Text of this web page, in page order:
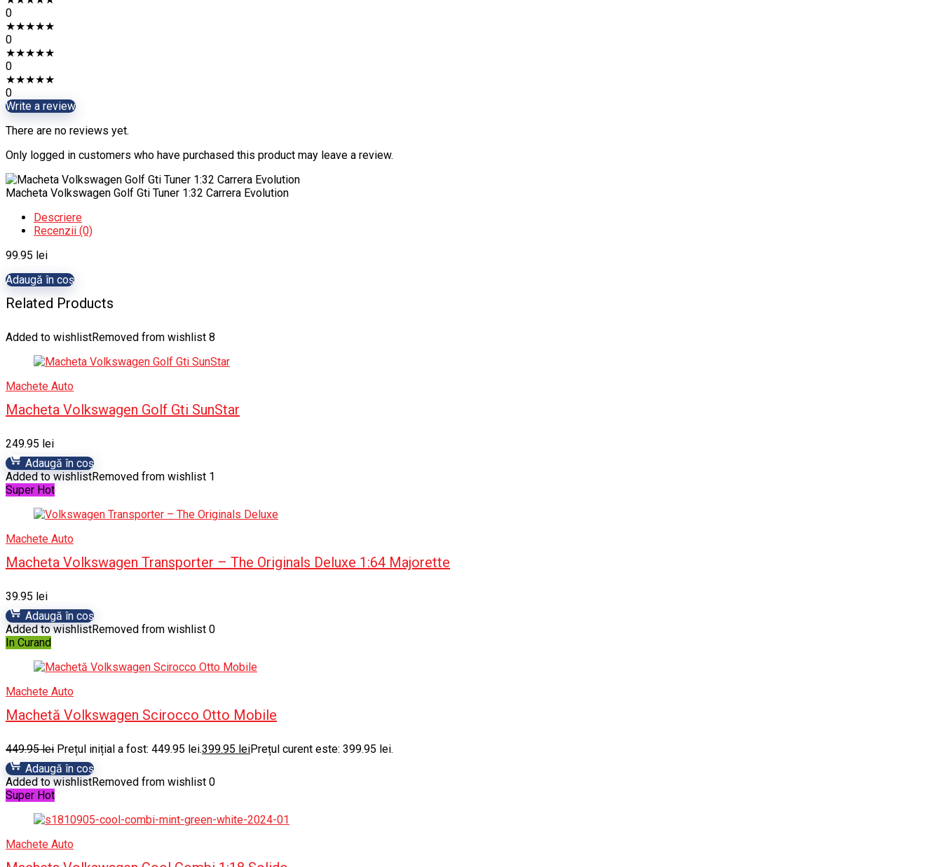
0
★★★★★
0
★★★★★
0
★★★★★
0
Write a review
There are no reviews yet.
Only logged in customers who have purchased this product may leave a review.
Macheta Volkswagen Golf Gti Tuner 1:32 Carrera Evolution
Descriere
Recenzii (0)
99.95 lei
Adaugă în coș
Related Products
Added to wishlistRemoved from wishlist 8
Machete Auto
Macheta Volkswagen Golf Gti SunStar
249.95 lei
Adaugă în coș
Added to wishlistRemoved from wishlist 1
Super Hot
Machete Auto
Macheta Volkswagen Transporter – The Originals Deluxe 1:64 Majorette
39.95 lei
Adaugă în coș
Added to wishlistRemoved from wishlist 0
In Curand
Machete Auto
Machetă Volkswagen Scirocco Otto Mobile
449.95lei Prețul inițial a fost: 449.95 lei.399.95 leiPrețul curent este: 399.95 lei.
Adaugă în coș
Added to wishlistRemoved from wishlist 0
Super Hot
Machete Auto